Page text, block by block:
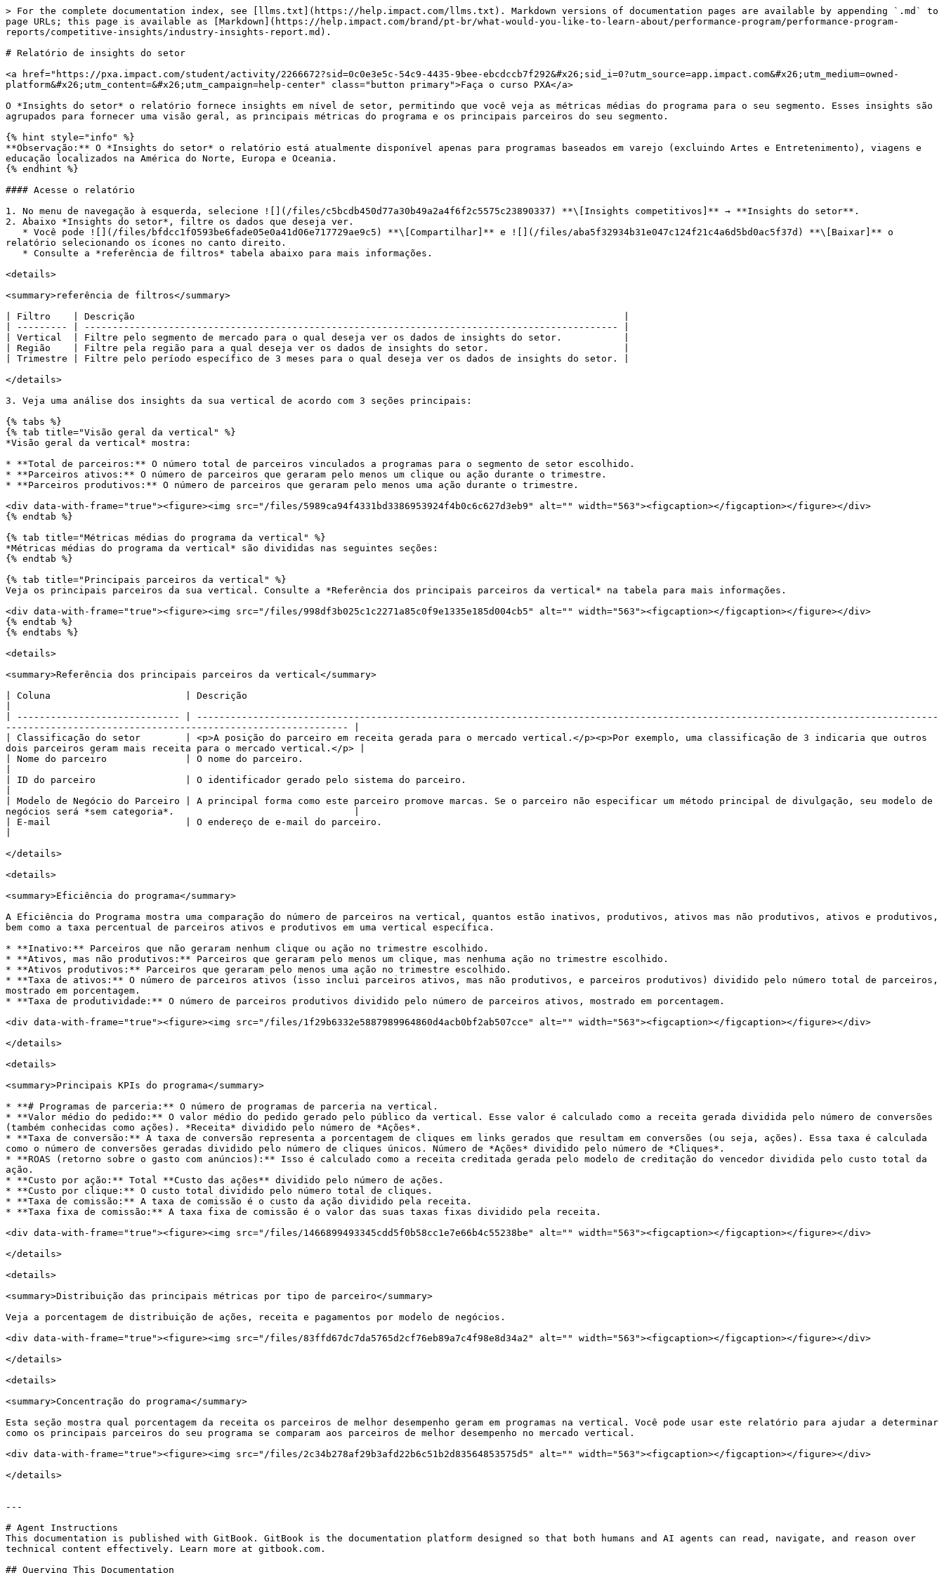
> For the complete documentation index, see [llms.txt](https://help.impact.com/llms.txt). Markdown versions of documentation pages are available by appending `.md` to
page URLs; this page is available as [Markdown](https://help.impact.com/brand/pt-br/what-would-you-like-to-learn-about/performance-program/performance-program-
reports/competitive-insights/industry-insights-report.md).
# Relatório de insights do setor
<a href="https://pxa.impact.com/student/activity/2266672?sid=0c0e3e5c-54c9-4435-9bee-ebcdccb7f292&#x26;sid_i=0?utm_source=app.impact.com&#x26;utm_medium=owned-
platform&#x26;utm_content=&#x26;utm_campaign=help-center" class="button primary">Faça o curso PXA</a>
O *Insights do setor* o relatório fornece insights em nível de setor, permitindo que você veja as métricas médias do programa para o seu segmento. Esses insights são
agrupados para fornecer uma visão geral, as principais métricas do programa e os principais parceiros do seu segmento.
{% hint style="info" %}
**Observação:** O *Insights do setor* o relatório está atualmente disponível apenas para programas baseados em varejo (excluindo Artes e Entretenimento), viagens e
educação localizados na América do Norte, Europa e Oceania.
{% endhint %}
#### Acesse o relatório
1. No menu de navegação à esquerda, selecione ![](/files/c5bcdb450d77a30b49a2a4f6f2c5575c23890337) **\[Insights competitivos]** → **Insights do setor**.
2. Abaixo *Insights do setor*, filtre os dados que deseja ver.
relatório selecionando os ícones no canto direito.
<details>
<summary>referência de filtros</summary>
| Filtro    | Descrição                                                                                       |
| --------- | ----------------------------------------------------------------------------------------------- |
| Vertical  | Filtre pelo segmento de mercado para o qual deseja ver os dados de insights do setor.           |
| Região    | Filtre pela região para a qual deseja ver os dados de insights do setor.                        |
| Trimestre | Filtre pelo período específico de 3 meses para o qual deseja ver os dados de insights do setor. |
</details>
3. Veja uma análise dos insights da sua vertical de acordo com 3 seções principais:
{% tabs %}
{% tab title="Visão geral da vertical" %}
*Visão geral da vertical* mostra:
* **Total de parceiros:** O número total de parceiros vinculados a programas para o segmento de setor escolhido.
* **Parceiros ativos:** O número de parceiros que geraram pelo menos um clique ou ação durante o trimestre.
* **Parceiros produtivos:** O número de parceiros que geraram pelo menos uma ação durante o trimestre.
<div data-with-frame="true"><figure><img src="/files/5989ca94f4331bd3386953924f4b0c6c627d3eb9" alt="" width="563"><figcaption></figcaption></figure></div>
{% endtab %}
{% tab title="Métricas médias do programa da vertical" %}
*Métricas médias do programa da vertical* são divididas nas seguintes seções:
{% endtab %}
{% tab title="Principais parceiros da vertical" %}
Veja os principais parceiros da sua vertical. Consulte a *Referência dos principais parceiros da vertical* na tabela para mais informações.
<div data-with-frame="true"><figure><img src="/files/998df3b025c1c2271a85c0f9e1335e185d004cb5" alt="" width="563"><figcaption></figcaption></figure></div>
{% endtab %}
{% endtabs %}
<details>
<summary>Referência dos principais parceiros da vertical</summary>
| Coluna                        | Descrição
| ----------------------------- | ------------------------------------------------------------------------------------------------------------------------------------
------------------------------------------------------------- |
| Classificação do setor        | <p>A posição do parceiro em receita gerada para o mercado vertical.</p><p>Por exemplo, uma classificação de 3 indicaria que outros
dois parceiros geram mais receita para o mercado vertical.</p> |
| Nome do parceiro              | O nome do parceiro.
| ID do parceiro                | O identificador gerado pelo sistema do parceiro.
| Modelo de Negócio do Parceiro | A principal forma como este parceiro promove marcas. Se o parceiro não especificar um método principal de divulgação, seu modelo de
negócios será *sem categoria*.                                |
| E-mail                        | O endereço de e-mail do parceiro.
</details>
<details>
<summary>Eficiência do programa</summary>
A Eficiência do Programa mostra uma comparação do número de parceiros na vertical, quantos estão inativos, produtivos, ativos mas não produtivos, ativos e produtivos,
bem como a taxa percentual de parceiros ativos e produtivos em uma vertical específica.
* **Inativo:** Parceiros que não geraram nenhum clique ou ação no trimestre escolhido.
* **Ativos, mas não produtivos:** Parceiros que geraram pelo menos um clique, mas nenhuma ação no trimestre escolhido.
* **Ativos produtivos:** Parceiros que geraram pelo menos uma ação no trimestre escolhido.
* **Taxa de ativos:** O número de parceiros ativos (isso inclui parceiros ativos, mas não produtivos, e parceiros produtivos) dividido pelo número total de parceiros,
mostrado em porcentagem.
* **Taxa de produtividade:** O número de parceiros produtivos dividido pelo número de parceiros ativos, mostrado em porcentagem.
<div data-with-frame="true"><figure><img src="/files/1f29b6332e5887989964860d4acb0bf2ab507cce" alt="" width="563"><figcaption></figcaption></figure></div>
</details>
<details>
<summary>Principais KPIs do programa</summary>
* **# Programas de parceria:** O número de programas de parceria na vertical.
* **Valor médio do pedido:** O valor médio do pedido gerado pelo público da vertical. Esse valor é calculado como a receita gerada dividida pelo número de conversões
(também conhecidas como ações). *Receita* dividido pelo número de *Ações*.
* **Taxa de conversão:** A taxa de conversão representa a porcentagem de cliques em links gerados que resultam em conversões (ou seja, ações). Essa taxa é calculada
como o número de conversões geradas dividido pelo número de cliques únicos. Número de *Ações* dividido pelo número de *Cliques*.
* **ROAS (retorno sobre o gasto com anúncios):** Isso é calculado como a receita creditada gerada pelo modelo de creditação do vencedor dividida pelo custo total da
ação.
* **Custo por ação:** Total **Custo das ações** dividido pelo número de ações.
* **Custo por clique:** O custo total dividido pelo número total de cliques.
* **Taxa de comissão:** A taxa de comissão é o custo da ação dividido pela receita.
* **Taxa fixa de comissão:** A taxa fixa de comissão é o valor das suas taxas fixas dividido pela receita.
<div data-with-frame="true"><figure><img src="/files/1466899493345cdd5f0b58cc1e7e66b4c55238be" alt="" width="563"><figcaption></figcaption></figure></div>
</details>
<details>
<summary>Distribuição das principais métricas por tipo de parceiro</summary>
Veja a porcentagem de distribuição de ações, receita e pagamentos por modelo de negócios.
<div data-with-frame="true"><figure><img src="/files/83ffd67dc7da5765d2cf76eb89a7c4f98e8d34a2" alt="" width="563"><figcaption></figcaption></figure></div>
</details>
<details>
<summary>Concentração do programa</summary>
Esta seção mostra qual porcentagem da receita os parceiros de melhor desempenho geram em programas na vertical. Você pode usar este relatório para ajudar a determinar
como os principais parceiros do seu programa se comparam aos parceiros de melhor desempenho no mercado vertical.
<div data-with-frame="true"><figure><img src="/files/2c34b278af29b3afd22b6c51b2d83564853575d5" alt="" width="563"><figcaption></figcaption></figure></div>
</details>
---
# Agent Instructions
This documentation is published with GitBook. GitBook is the documentation platform designed so that both humans and AI agents can read, navigate, and reason over
technical content effectively. Learn more at gitbook.com.
## Querying This Documentation